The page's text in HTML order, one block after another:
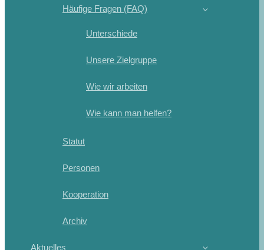
Häufige Fragen (FAQ)
Unterschiede
Unsere Zielgruppe
Wie wir arbeiten
Wie kann man helfen?
Statut
Personen
Kooperation
Archiv
Aktuelles